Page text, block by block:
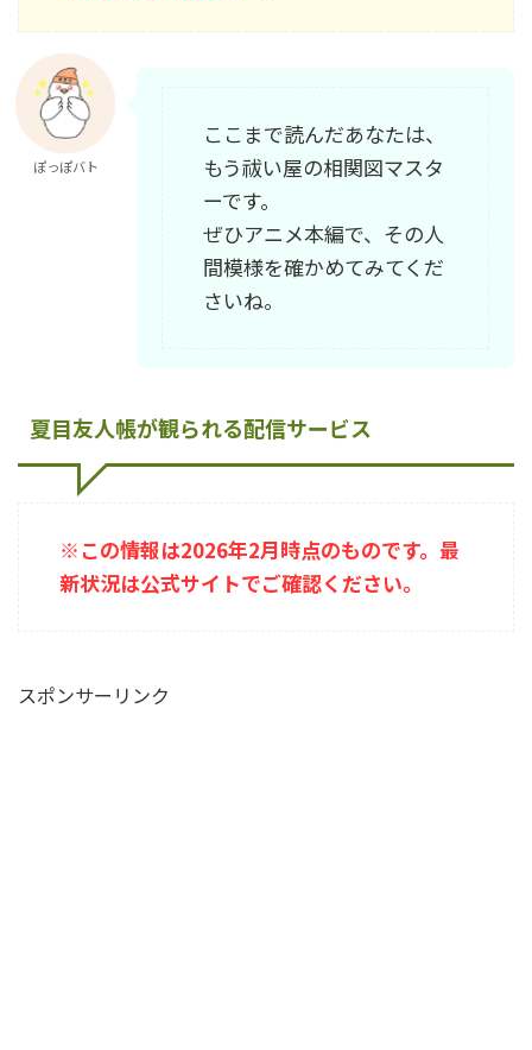
ぽっぽバト
ここまで読んだあなたは、
もう祓い屋の相関図マスタ
ーです。
ぜひアニメ本編で、その人
間模様を確かめてみてくだ
さいね。
夏目友人帳が観られる配信サービス
※この情報は2026年2月時点のものです。最
新状況は公式サイトでご確認ください。
スポンサーリンク